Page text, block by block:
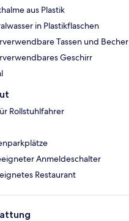
aus Plastik
in Plastikflaschen
Tassen und Becher
Geschirr
Rollstuhlfahrer
Anmeldeschalter
Restaurant